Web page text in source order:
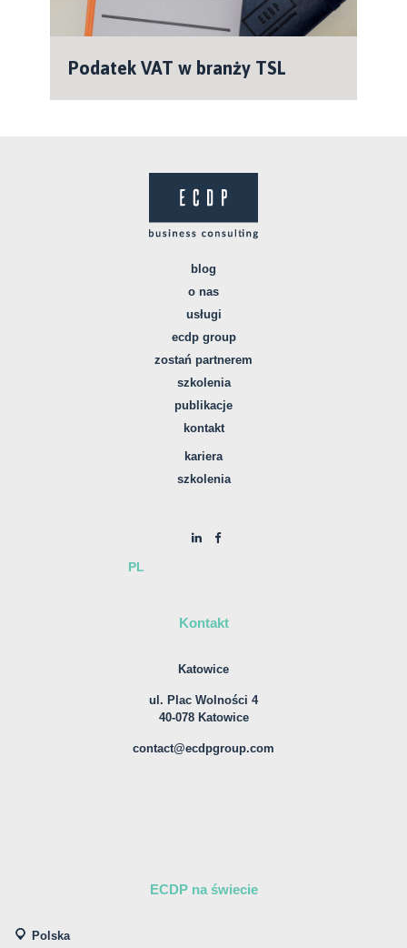
Podatek VAT w branży TSL
blog
o nas
usługi
ecdp group
zostań partnerem
szkolenia
publikacje
kontakt
kariera
szkolenia
PL
Kontakt
Katowice
ul. Plac Wolności 4
40-078 Katowice
contact@ecdpgroup.com
ECDP na świecie
Polska